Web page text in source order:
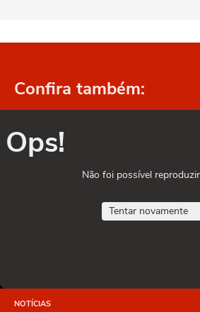
Confira também:
Ops!
Não foi possível
Tentar novamente
NOTÍCIAS